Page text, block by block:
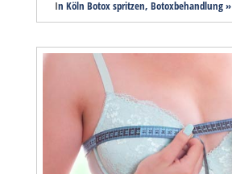
In Köln Botox spritzen, Botoxbehandlung »